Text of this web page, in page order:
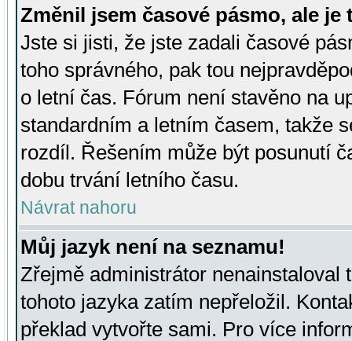
Změnil jsem časové pásmo, ale je
Jste si jisti, že jste zadali časové
toho správného, pak tou
o letní čas. Fórum není stavěno na
standardním a letním časem, takže
rozdíl. Řešením může být posunutí
dobu trvání letního času.
Návrat nahoru
Můj jazyk není na seznamu!
Zřejmě administrátor nenainstaloval
tohoto jazyka zatím nepřeložil.
překlad vytvořte sami. Pro více